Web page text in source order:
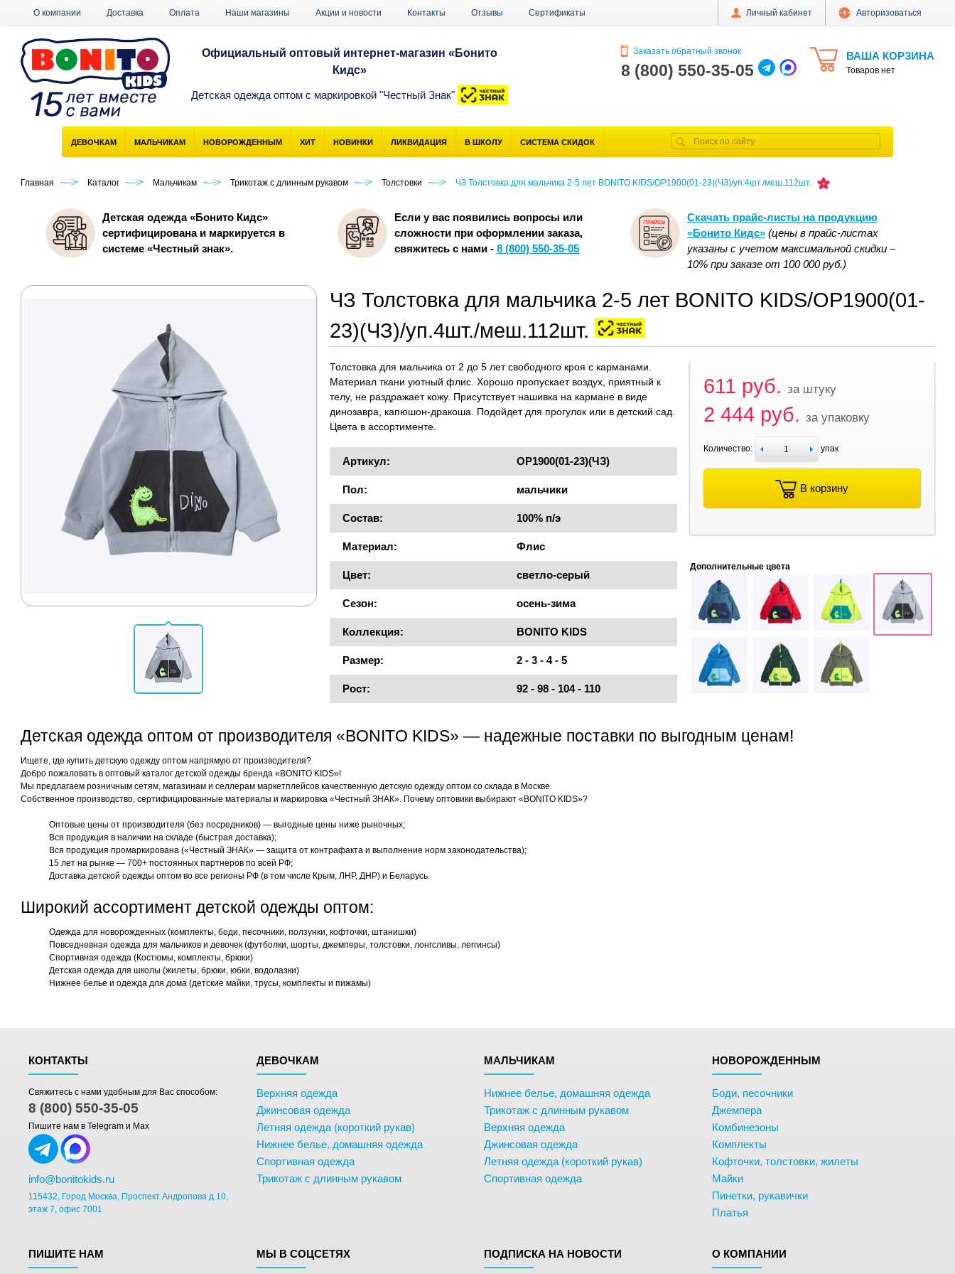
Личный кабинет Авторизоваться
О компании Доставка Оплата Наши магазины Акции и новости Контакты Отзывы Сертификаты
ВАША КОРЗИНА
Товаров нет
Заказать обратный звонок
8 (800) 550-35-05
Официальный оптовый интернет-магазин «Бонито
Кидс»
Детская одежда оптом с маркировкой "Честный Знак"
ДЕВОЧКАМ МАЛЬЧИКАМ НОВОРОЖДЕННЫМ ХИТ НОВИНКИ ЛИКВИДАЦИЯ В ШКОЛУ СИСТЕМА СКИДОК
Главная Каталог Мальчикам Трикотаж с длинным рукавом Толстовки ЧЗ Толстовка для мальчика 2-5 лет BONITO KIDS/OP1900(01-23)(ЧЗ)/уп.4шт./меш.112шт.
Детская одежда «Бонито Кидс»
сертифицирована и маркируется в
системе «Честный знак».
Если у вас появились вопросы или
сложности при оформлении заказа,
свяжитесь с нами -8 (800) 550-35-05
Скачать прайс-листы на продукцию
«Бонито Кидс» (цены в прайс-листах
указаны с учетом максимальной скидки –
10% при заказе от 100 000 руб.)
ЧЗ Толстовка для мальчика 2-5 лет BONITO KIDS/OP1900(01-
23)(ЧЗ)/уп.4шт./меш.112шт.
Толстовка для мальчика от 2 до 5 лет свободного кроя с карманами.
Материал ткани уютный флис. Хорошо пропускает воздух, приятный к
телу, не раздражает кожу. Присутствует нашивка на кармане в виде
динозавра, капюшон-дракоша. Подойдет для прогулок или в детский сад.
Цвета в ассортименте.
Артикул: OP1900(01-23)(ЧЗ)
Пол: мальчики
Состав: 100% п/э
Материал: Флис
Цвет: светло-серый
Сезон: осень-зима
Коллекция: BONITO KIDS
Размер: 2 - 3 - 4 - 5
Рост: 92 - 98 - 104 - 110
611 руб. за штуку
2 444 руб. за упаковку
Количество: упак
В корзину
Дополнительные цвета
Детская одежда оптом от производителя «BONITO KIDS» — надежные поставки по выгодным ценам!
Ищете, где купить детскую одежду оптом напрямую от производителя?
Добро пожаловать в оптовый каталог детской одежды бренда «BONITO KIDS»!
Мы предлагаем розничным сетям, магазинам и селлерам маркетплейсов качественную детскую одежду оптом со склада в Москве.
Собственное производство, сертифицированные материалы и маркировка «Честный ЗНАК». Почему оптовики выбирают «BONITO KIDS»?
Оптовые цены от производителя (без посредников) — выгодные цены ниже рыночных;
Вся продукция в наличии на складе (быстрая доставка);
Вся продукция промаркирована («Честный ЗНАК» — защита от контрафакта и выполнение норм законодательства);
15 лет на рынке — 700+ постоянных партнеров по всей РФ;
Доставка детской одежды оптом во все регионы РФ (в том числе Крым, ЛНР, ДНР) и Беларусь.
Широкий ассортимент детской одежды оптом:
Одежда для новорожденных (комплекты, боди, песочники, ползунки, кофточки, штанишки)
Повседневная одежда для мальчиков и девочек (футболки, шорты, джемперы, толстовки, лонгсливы, леггинсы)
Спортивная одежда (Костюмы, комплекты, брюки)
Детская одежда для школы (жилеты, брюки, юбки, водолазки)
Нижнее белье и одежда для дома (детские майки, трусы, комплекты и пижамы)
КОНТАКТЫ
Свяжитесь с нами удобным для Вас способом:
8 (800) 550-35-05
Пишите нам в Telegram и Max
info@bonitokids.ru
115432, Город Москва, Проспект Андропова д.10,
этаж 7, офис 7001
ДЕВОЧКАМ
Верхняя одежда
Джинсовая одежда
Летняя одежда (короткий рукав)
Нижнее белье, домашняя одежда
Спортивная одежда
Трикотаж с длинным рукавом
МАЛЬЧИКАМ
Нижнее белье, домашняя одежда
Трикотаж с длинным рукавом
Верхняя одежда
Джинсовая одежда
Летняя одежда (короткий рукав)
Спортивная одежда
НОВОРОЖДЕННЫМ
Боди, песочники
Джемпера
Комбинезоны
Комплекты
Кофточки, толстовки, жилеты
Майки
Пинетки, рукавички
Платья
ПИШИТЕ НАМ МЫ В СОЦСЕТЯХ ПОДПИСКА НА НОВОСТИ О КОМПАНИИ